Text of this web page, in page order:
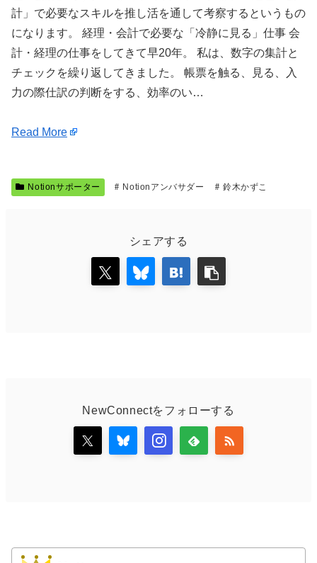
計」で必要なスキルを推し活を通して考察するというもの
になります。 経理・会計で必要な「冷静に見る」仕事 会
計・経理の仕事をしてきて早20年。 私は、数字の集計と
チェックを繰り返してきました。 帳票を触る、見る、入
力の際仕訳の判断をする、効率のい…
Read More
Notionサポーター Notionアンバサダー 鈴木かずこ
シェアする
NewConnectをフォローする